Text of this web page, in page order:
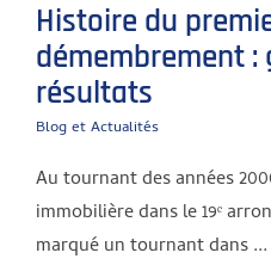
Histoire du
démembrement :
résultats
Blog et Actualités
Au tournant des années
immobilière dans le 19ᵉ
marqué un tournant dans ...